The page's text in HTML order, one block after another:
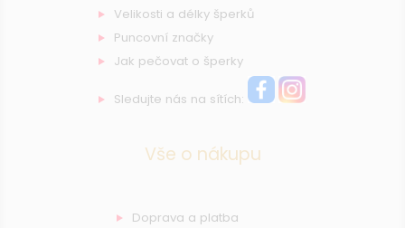
Velikosti a délky šperků
Puncovní značky
Jak pečovat o šperky
Sledujte nás na sítích:
Vše o nákupu
Doprava a platba